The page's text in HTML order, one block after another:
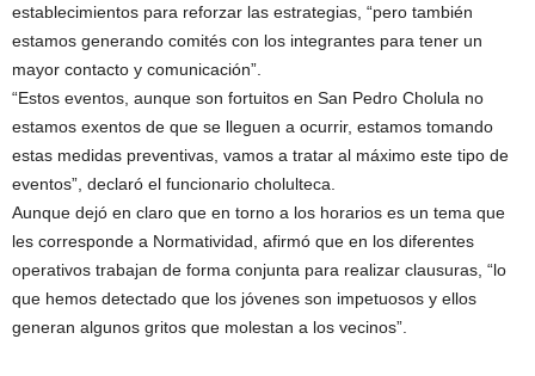
establecimientos para reforzar las estrategias, “pero también
estamos generando comités con los integrantes para tener un
mayor contacto y comunicación”.
“Estos eventos, aunque son fortuitos en San Pedro Cholula no
estamos exentos de que se lleguen a ocurrir, estamos tomando
estas medidas preventivas, vamos a tratar al máximo este tipo de
eventos”, declaró el funcionario cholulteca.
Aunque dejó en claro que en torno a los horarios es un tema que
les corresponde a Normatividad, afirmó que en los diferentes
operativos trabajan de forma conjunta para realizar clausuras, “lo
que hemos detectado que los jóvenes son impetuosos y ellos
generan algunos gritos que molestan a los vecinos”.